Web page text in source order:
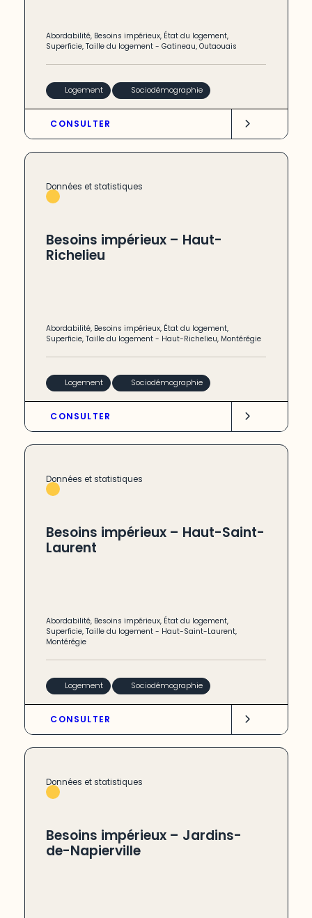
Abordabilité, Besoins impérieux, État du logement,
Superficie,Taille du logement -Gatineau,Outaouais
Logement Sociodémographie
CONSULTER
Données et statistiques
Besoins impérieux – Haut-
Richelieu
Abordabilité, Besoins impérieux, État du logement,
Superficie,Taille du logement - Haut-Richelieu, Montérégie
Logement Sociodémographie
CONSULTER
Données et statistiques
Besoins impérieux – Haut-Saint-
Laurent
Abordabilité, Besoins impérieux, État du logement,
Superficie,Taille du logement - Haut-Saint-Laurent,
Montérégie
Logement Sociodémographie
CONSULTER
Données et statistiques
Besoins impérieux – Jardins-
de-Napierville